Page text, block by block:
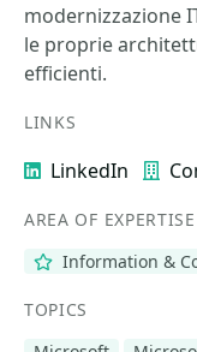
modernizzazione
le proprie
efficienti.
LINKS
LinkedIn
AREA OF EXPERTISE
Information &
TOPICS